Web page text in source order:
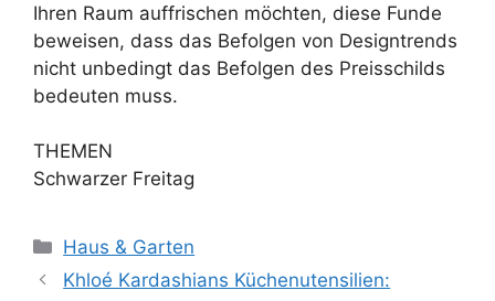
Ihren Raum auffrischen möchten, diese Funde
beweisen, dass das Befolgen von Designtrends
nicht unbedingt das Befolgen des Preisschilds
bedeuten muss.
THEMEN
Schwarzer Freitag
Kategorien
Haus & Garten
Khloé Kardashians Küchenutensilien: